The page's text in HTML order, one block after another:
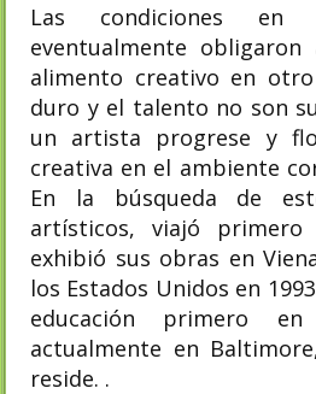
Las condiciones
eventualmente
alimento creativo en
duro y el talento no son
un artista progrese y
creativa en el ambiente
En la búsqueda de
artísticos, viajó primero
exhibió sus obras en
los Estados Unidos en
educación primero
actualmente en
reside. .